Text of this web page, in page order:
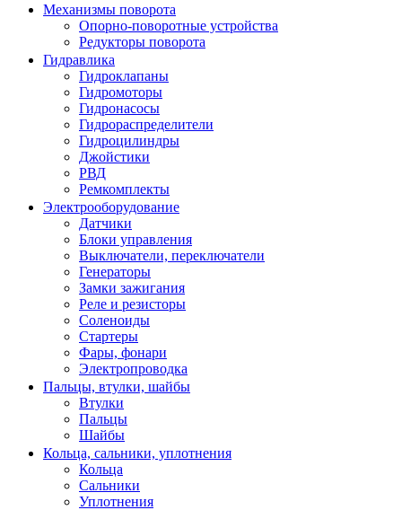
Механизмы поворота
Опорно-поворотные устройства
Редукторы поворота
Гидравлика
Гидроклапаны
Гидромоторы
Гидронасосы
Гидрораспределители
Гидроцилиндры
Джойстики
РВД
Ремкомплекты
Электрооборудование
Датчики
Блоки управления
Выключатели, переключатели
Генераторы
Замки зажигания
Реле и резисторы
Соленоиды
Стартеры
Фары, фонари
Электропроводка
Пальцы, втулки, шайбы
Втулки
Пальцы
Шайбы
Кольца, сальники, уплотнения
Кольца
Сальники
Уплотнения